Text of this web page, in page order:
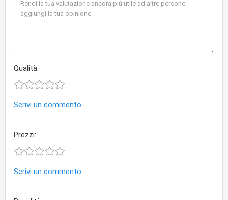
Qualità:
Scrivi un commento
Prezzi:
Scrivi un commento